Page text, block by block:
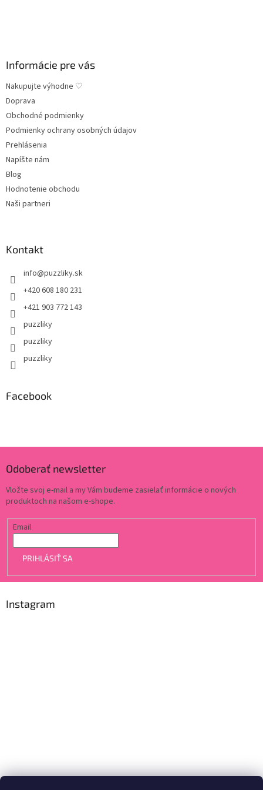
Informácie pre vás
Nakupujte výhodne ♡
Doprava
Obchodné podmienky
Podmienky ochrany osobných údajov
Prehlásenia
Napíšte nám
Blog
Hodnotenie obchodu
Naši partneri
Kontakt
info@puzzliky.sk
+420 608 180 231
+421 903 772 143
puzzliky
puzzliky
puzzliky
Facebook
Odoberať newsletter
Vložte svoj e-mail a my Vám budeme zasielať informácie o nových
produktoch na našom e-shope.
Email
PRIHLÁSIŤ SA
Instagram